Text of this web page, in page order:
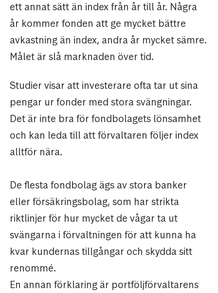
ett annat sätt än index från år till år. Några
år kommer fonden att ge mycket bättre
avkastning än index, andra år mycket sämre.
Målet är slå marknaden över tid.
Studier visar att investerare ofta tar ut sina
pengar ur fonder med stora svängningar.
Det är inte bra för fondbolagets lönsamhet
och kan leda till att förvaltaren följer index
alltför nära.
De flesta fondbolag ägs av stora banker
eller försäkringsbolag, som har strikta
riktlinjer för hur mycket de vågar ta ut
svängarna i förvaltningen för att kunna ha
kvar kundernas tillgångar och skydda sitt
renommé.
En annan förklaring är portföljförvaltarens